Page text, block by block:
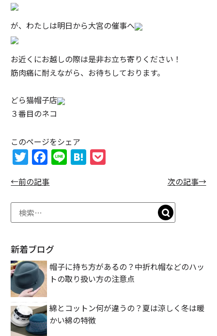
が、わたしは明日から大宮の催事へ
お近くにお越しの際は是非お立ち寄りください！
筋肉痛に耐えながら、お待ちしております。
どら猫帽子店
３番目のネコ
このページをシェア
T
w
itt
er
F
a
c
e
b
o
k
Li
n
H
at
n
a
k
et
←前の記事 次の記事→
新着ブログ
帽子に持ち方があるの？中折れ帽などのハッ
トの取り扱い方の注意点
綿とコットン何が違うの？夏は涼しく冬は暖
かい綿の特徴